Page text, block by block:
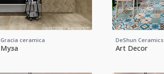
Gracia ceramica
Муза
DeShun Ceramics
Art Decor